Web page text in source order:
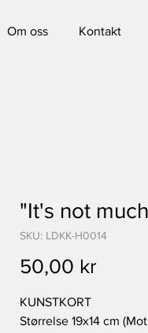
Om oss Kontakt
"It's not
SKU: LDKK-H0014
50,00 kr
KUNSTKORT
Størrelse 19x14 cm